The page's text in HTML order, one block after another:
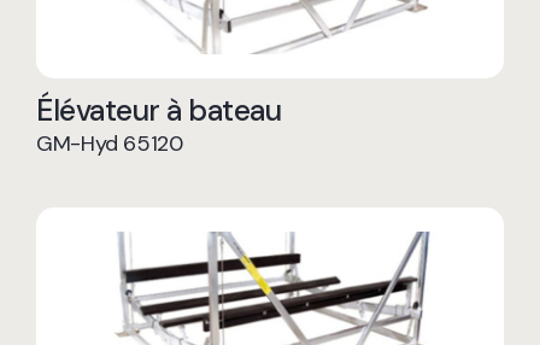
Élévateur à bateau
GM-Hyd 65120